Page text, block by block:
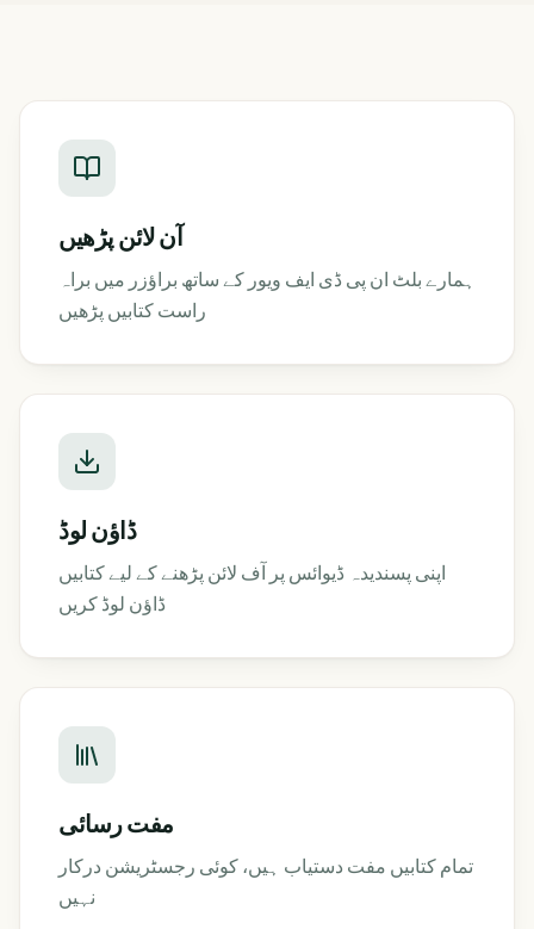
آن لائن پڑھیں
ہمارے بلٹ ان پی ڈی ایف ویور کے ساتھ براؤزر میں براہ
راست کتابیں پڑھیں
ڈاؤن لوڈ
اپنی پسندیدہ ڈیوائس پر آف لائن پڑھنے کے لیے کتابیں
ڈاؤن لوڈ کریں
مفت رسائی
تمام کتابیں مفت دستیاب ہیں، کوئی رجسٹریشن درکار
نہیں